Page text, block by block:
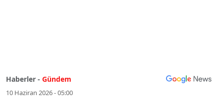
Haberler - Gündem
10 Haziran 2026 - 05:00